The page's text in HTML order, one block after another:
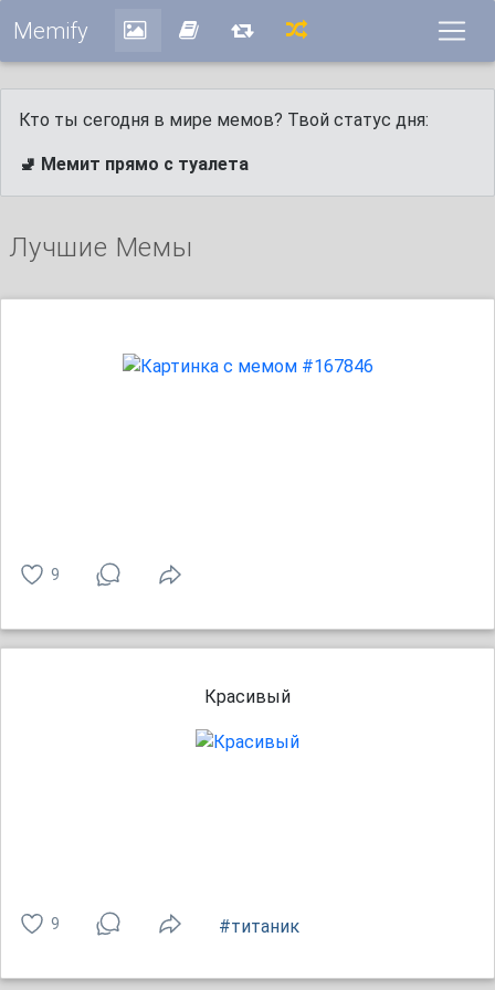
Memify
Кто ты сегодня в мире мемов? Твой статус дня:
🚽 Мемит прямо с туалета
Лучшие Мемы
9
Красивый
9 #титаник